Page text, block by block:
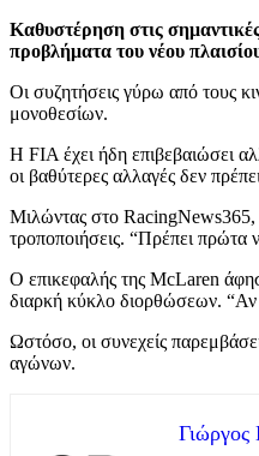
Καθυστέρηση στις
προβλήματα του νέου
Οι συζητήσεις γύρω από τους
μονοθεσίων.
Η FIA έχει ήδη επιβεβαιώσει
οι βαθύτερες αλλαγές δεν
Μιλώντας στο RacingNews365,
τροποποιήσεις. “Πρέπει πρώτα
Ο επικεφαλής της McLaren
διαρκή κύκλο διορθώσεων. “Αν
Ωστόσο, οι συνεχείς
αγώνων.
Γιώργος